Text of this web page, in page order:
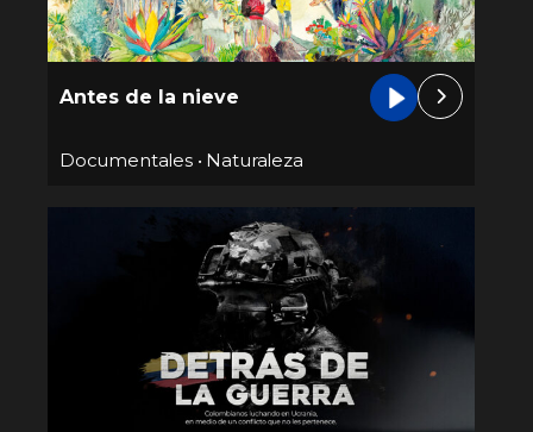
Antes de la nieve
Documentales• Naturaleza